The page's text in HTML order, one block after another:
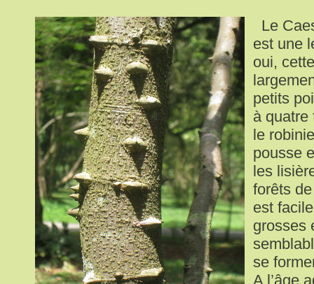
Le
est une
oui,
petits
à quatre
le
pousse
les
forêts
est
grosses
se
A l’âge